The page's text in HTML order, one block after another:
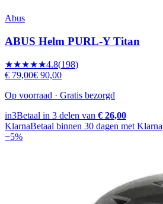
Abus
ABUS Helm PURL-Y Titan
★★★★★4.8(198)
€ 79,00€ 90,00
Op voorraad · Gratis bezorgd
in3Betaal in 3 delen van € 26,00
KlarnaBetaal binnen 30 dagen met Klarna
−5%